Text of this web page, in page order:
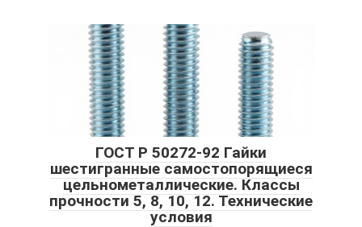
ГОСТ Р 50272-92 Гайки
шестигранные самостопорящиеся
цельнометаллические. Классы
прочности 5, 8, 10, 12. Технические
условия